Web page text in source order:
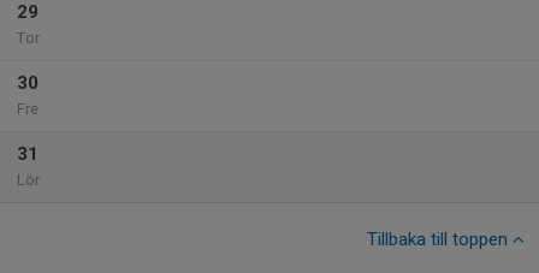
29
Tor
30
Fre
31
Lör
Tillbaka till toppen